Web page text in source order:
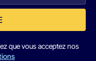
que vous acceptez nos